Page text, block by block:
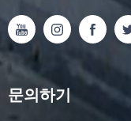
문의하기